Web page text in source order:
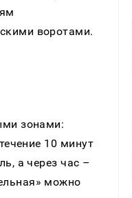
воротами.
зонами:
10 минут
а через час –
можно